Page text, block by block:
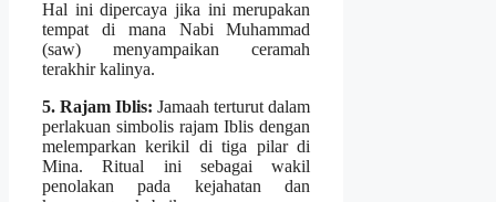
Hal ini dipercaya jika ini merupakan
tempat di mana Nabi Muhammad
(saw) menyampaikan ceramah
terakhir kalinya.
5. Rajam Iblis: Jamaah terturut dalam
perlakuan simbolis rajam Iblis dengan
melemparkan kerikil di tiga pilar di
Mina. Ritual ini sebagai wakil
penolakan pada kejahatan dan